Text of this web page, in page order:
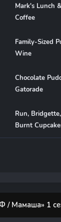
Mark's Lunch
Coffee
Family-Sized
Wine
Chocolate
Gatorade
Run,
Burnt
Мамаша» 1